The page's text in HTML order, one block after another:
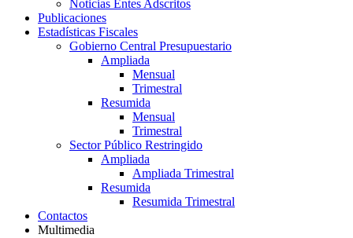
Noticias Entes Adscritos
Publicaciones
Estadísticas Fiscales
Gobierno Central Presupuestario
Ampliada
Mensual
Trimestral
Resumida
Mensual
Trimestral
Sector Público Restringido
Ampliada
Ampliada Trimestral
Resumida
Resumida Trimestral
Contactos
Multimedia